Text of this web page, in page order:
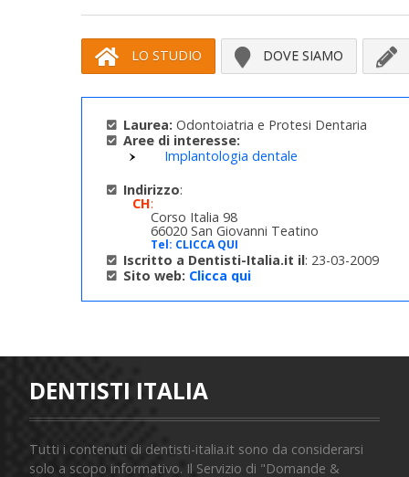
LO STUDIO DOVE SIAMO
Laurea: Odontoiatria e Protesi Dentaria
Aree di interesse:
Implantologia dentale
Indirizzo:
CH:
Corso Italia 98
66020 San Giovanni Teatino
Tel: CLICCA QUI
Iscritto a Dentisti-Italia.it il: 23-03-2009
Sito web: Clicca qui
DENTISTI ITALIA
Tutti i contenuti di dentisti-italia.it sono da considerarsi
solo a scopo informativo. Il Servizio di "Domande &